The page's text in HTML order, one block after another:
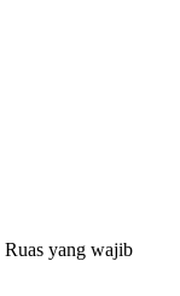
Ruas yang wajib